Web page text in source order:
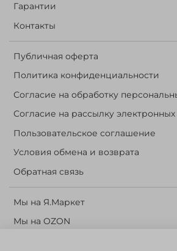
Гарантии
Контакты
Публичная оферта
Политика конфиденциальности
Согласие на обработку
Согласие на рассылку
Пользовательское соглашение
Условия обмена и возврата
Обратная связь
Мы на Я.Маркет
Мы на OZON